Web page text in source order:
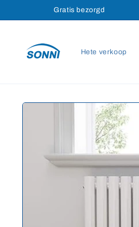
content
Gratis bezorgd
Hete verkoop